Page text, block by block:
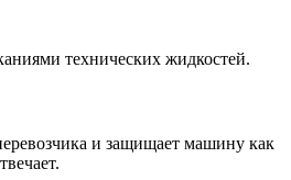
технических жидкостей.
и защищает машину как